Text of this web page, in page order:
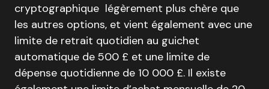
cryptographique légèrement plus chère que
les autres options, et vient également avec une
limite de retrait quotidien au guichet
automatique de 500 £ et une limite de
dépense quotidienne de 10 000 £. Il existe